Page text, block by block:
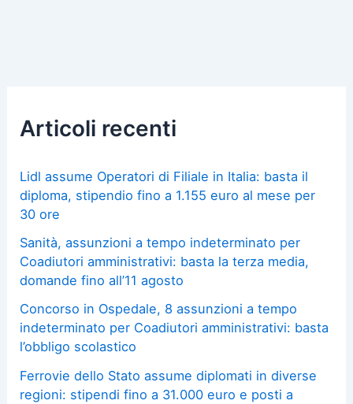
Articoli recenti
Lidl assume Operatori di Filiale in Italia: basta il
diploma, stipendio fino a 1.155 euro al mese per
30 ore
Sanità, assunzioni a tempo indeterminato per
Coadiutori amministrativi: basta la terza media,
domande fino all’11 agosto
Concorso in Ospedale, 8 assunzioni a tempo
indeterminato per Coadiutori amministrativi: basta
l’obbligo scolastico
Ferrovie dello Stato assume diplomati in diverse
regioni: stipendi fino a 31.000 euro e posti a